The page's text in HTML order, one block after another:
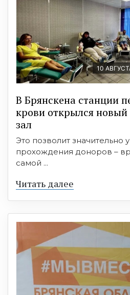
10
В Брянскена станции
крови открылся
зал
Это позволит значительно
прохождения доноров –
самой ...
Читать далее